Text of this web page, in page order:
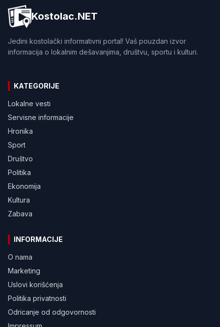
Kostolac.NET
Jedini kostolački informativni portal! Vaš pouzdan izvor
informacija o lokalnim dešavanjima, društvu, sportu i kulturi.
KATEGORIJE
Lokalne vesti
Servisne informacije
Hronika
Sport
Društvo
Politika
Ekonomija
Kultura
Zabava
INFORMACIJE
O nama
Marketing
Uslovi korišćenja
Politika privatnosti
Odricanje od odgovornosti